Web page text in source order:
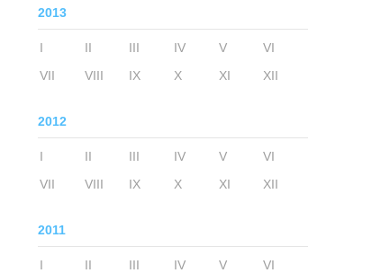
2013
I II III IV V
VI
VII
VIII IX X XI XII
2012
I II III IV V
VI
VII
VIII IX X XI XII
2011
I II III IV V
VI